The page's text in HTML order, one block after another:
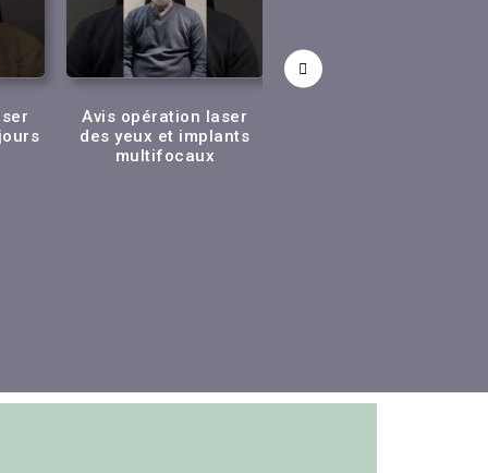
Avis opération laser
des yeux et implants
multifocaux